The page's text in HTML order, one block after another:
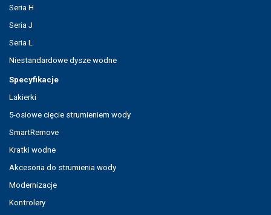
Seria H
Seria J
Seria L
Niestandardowe dysze wodne
Specyfikacje
Lakierki
5-osiowe cięcie strumieniem wody
SmartRemove
Kratki wodne
Akcesoria do strumienia wody
Modernizacje
Kontrolery